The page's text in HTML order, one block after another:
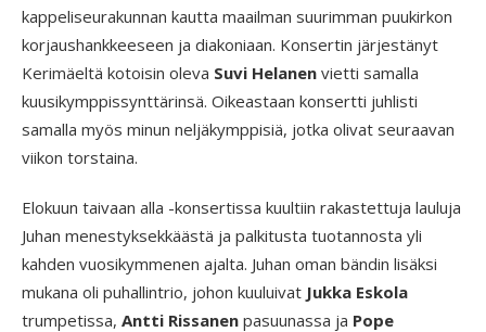
kappeliseurakunnan kautta maailman suurimman puukirkon
korjaushankkeeseen ja diakoniaan. Konsertin järjestänyt
Kerimäeltä kotoisin oleva Suvi Helanen vietti samalla
kuusikymppissynttärinsä. Oikeastaan konsertti juhlisti
samalla myös minun neljäkymppisiä, jotka olivat seuraavan
viikon torstaina.
Elokuun taivaan alla -konsertissa kuultiin rakastettuja lauluja
Juhan menestyksekkäästä ja palkitusta tuotannosta yli
kahden vuosikymmenen ajalta. Juhan oman bändin lisäksi
mukana oli puhallintrio, johon kuuluivat Jukka Eskola
trumpetissa, Antti Rissanen pasuunassa ja Pope